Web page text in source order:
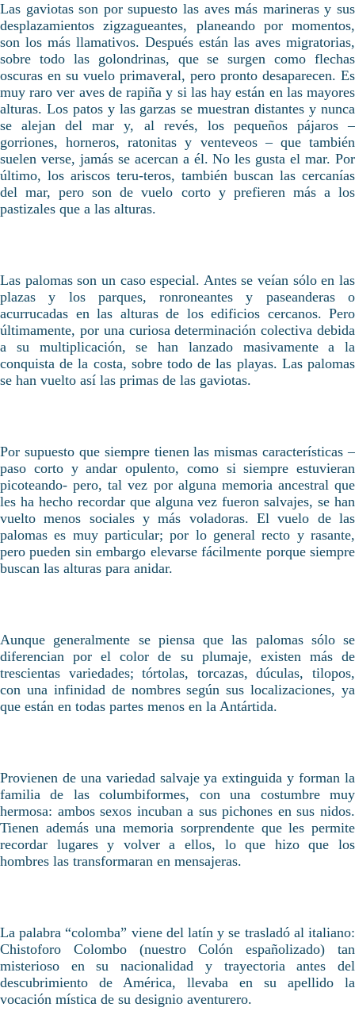
Las gaviotas son por supuesto las aves más marineras y sus
desplazamientos zigzagueantes, planeando por momentos,
son los más llamativos. Después están las aves migratorias,
sobre todo las golondrinas, que se surgen como flechas
oscuras en su vuelo primaveral, pero pronto desaparecen. Es
muy raro ver aves de rapiña y si las hay están en las mayores
alturas. Los patos y las garzas se muestran distantes y nunca
se alejan del mar y, al revés, los pequeños pájaros –
gorriones, horneros, ratonitas y venteveos – que también
suelen verse, jamás se acercan a él. No les gusta el mar. Por
último, los ariscos teru-teros, también buscan las cercanías
del mar, pero son de vuelo corto y prefieren más a los
pastizales que a las alturas.
Las palomas son un caso especial. Antes se veían sólo en las
plazas y los parques, ronroneantes y paseanderas o
acurrucadas en las alturas de los edificios cercanos. Pero
últimamente, por una curiosa determinación colectiva debida
a su multiplicación, se han lanzado masivamente a la
conquista de la costa, sobre todo de las playas. Las palomas
se han vuelto así las primas de las gaviotas.
Por supuesto que siempre tienen las mismas características –
paso corto y andar opulento, como si siempre estuvieran
picoteando- pero, tal vez por alguna memoria ancestral que
les ha hecho recordar que alguna vez fueron salvajes, se han
vuelto menos sociales y más voladoras. El vuelo de las
palomas es muy particular; por lo general recto y rasante,
pero pueden sin embargo elevarse fácilmente porque siempre
buscan las alturas para anidar.
Aunque generalmente se piensa que las palomas sólo se
diferencian por el color de su plumaje, existen más de
trescientas variedades; tórtolas, torcazas, dúculas, tilopos,
con una infinidad de nombres según sus localizaciones, ya
que están en todas partes menos en la Antártida.
Provienen de una variedad salvaje ya extinguida y forman la
familia de las columbiformes, con una costumbre muy
hermosa: ambos sexos incuban a sus pichones en sus nidos.
Tienen además una memoria sorprendente que les permite
recordar lugares y volver a ellos, lo que hizo que los
hombres las transformaran en mensajeras.
La palabra “colomba” viene del latín y se trasladó al italiano:
Chistoforo Colombo (nuestro Colón españolizado) tan
misterioso en su nacionalidad y trayectoria antes del
descubrimiento de América, llevaba en su apellido la
vocación mística de su designio aventurero.